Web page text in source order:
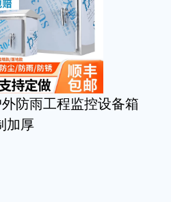
防雨工程监控设备箱
加厚